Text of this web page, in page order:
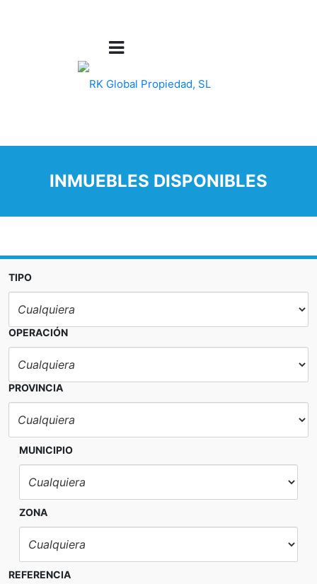
INMUEBLES DISPONIBLES
TIPO
OPERACIÓN
PROVINCIA
MUNICIPIO
ZONA
REFERENCIA